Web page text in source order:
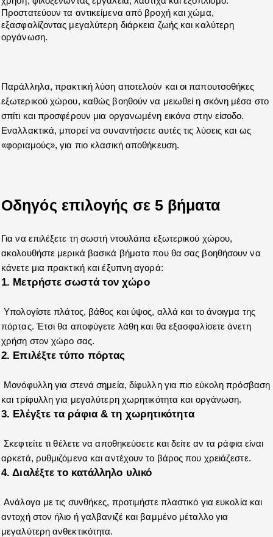
Προστατεύουν τα αντικείμενα από βροχή και χώμα,
εξασφαλίζοντας μεγαλύτερη διάρκεια ζωής και καλύτερη
οργάνωση.
Παράλληλα, πρακτική λύση αποτελούν και οι παπουτσοθήκες
εξωτερικού χώρου, καθώς βοηθούν να μειωθεί η σκόνη μέσα στο
σπίτι και προσφέρουν μια οργανωμένη εικόνα στην είσοδο.
Εναλλακτικά, μπορεί να συναντήσετε αυτές τις λύσεις και ως
«φοριαμούς», για πιο κλασική αποθήκευση.
Οδηγός επιλογής σε 5 βήματα
Για να επιλέξετε τη σωστή ντουλάπα εξωτερικού χώρου,
ακολουθήστε μερικά βασικά βήματα που θα σας βοηθήσουν να
κάνετε μια πρακτική και έξυπνη αγορά:
1. Μετρήστε σωστά τον χώρο
Υπολογίστε πλάτος, βάθος και ύψος, αλλά και το άνοιγμα της
πόρτας. Έτσι θα αποφύγετε λάθη και θα εξασφαλίσετε άνετη
χρήση στον χώρο σας.
2. Επιλέξτε τύπο πόρτας
και τρίφυλλη για μεγαλύτερη χωρητικότητα και οργάνωση.
3. Ελέγξτε τα ράφια & τη χωρητικότητα
αρκετά, ρυθμιζόμενα και αντέχουν το βάρος που χρειάζεστε.
4. Διαλέξτε το κατάλληλο υλικό
Ανάλογα με τις συνθήκες, προτιμήστε πλαστικό για ευκολία και
αντοχή στον ήλιο ή γαλβανιζέ και βαμμένο μέταλλο για
μεγαλύτερη ανθεκτικότητα.